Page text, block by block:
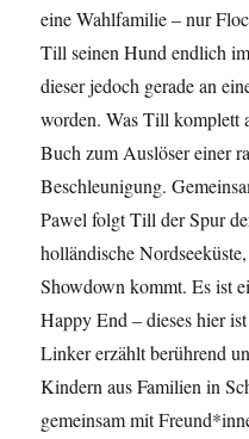
eine Wahlfamilie – nur
Till seinen Hund endlich
dieser jedoch gerade an
worden. Was Till
Buch zum Auslöser einer
Beschleunigung.
Pawel folgt Till der Spur
holländische
Showdown kommt. Es ist
Happy End – dieses hier
Linker erzählt berührend
Kindern aus Familien in
gemeinsam mit